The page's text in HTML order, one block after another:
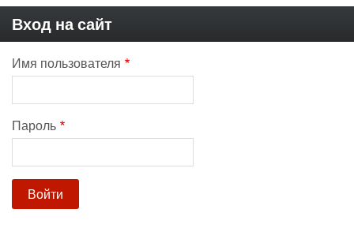
Вход на сайт
Имя пользователя
Пароль